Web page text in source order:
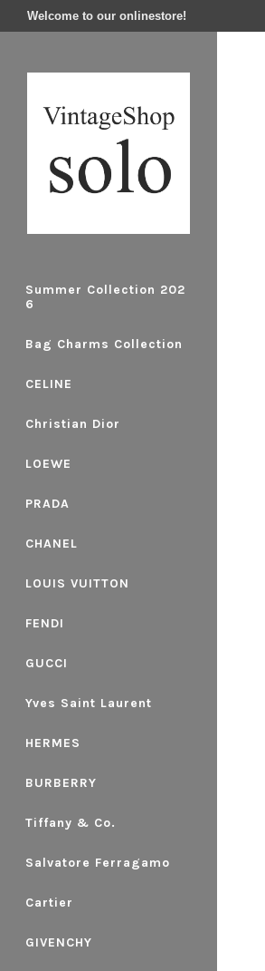
Welcome to our onlinestore!
Summer Collection 202
6
Bag Charms Collection
CELINE
Christian Dior
LOEWE
PRADA
CHANEL
LOUIS VUITTON
FENDI
GUCCI
Yves Saint Laurent
HERMES
BURBERRY
Tiffany & Co.
Salvatore Ferragamo
Cartier
GIVENCHY